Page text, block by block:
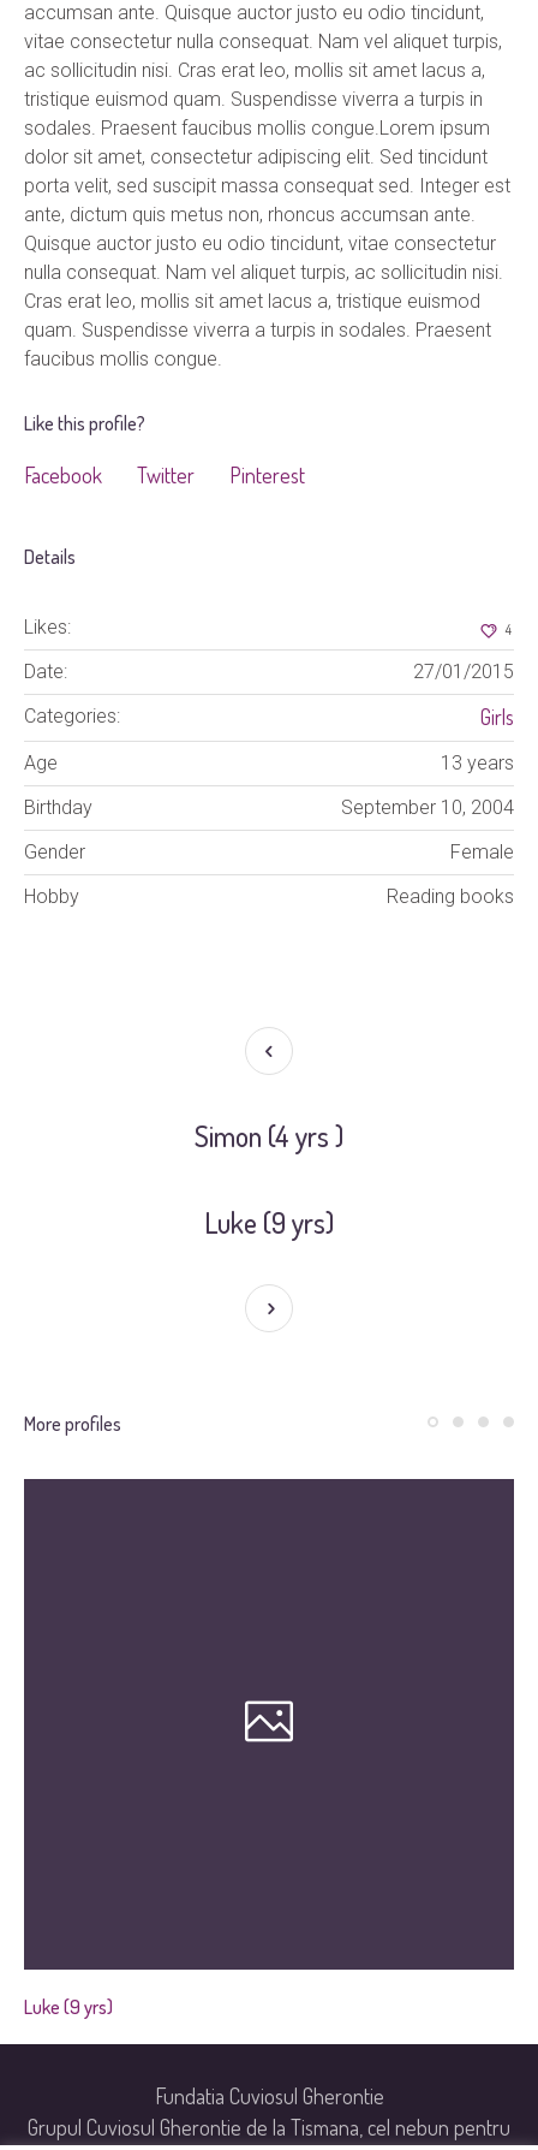
accumsan ante. Quisque auctor justo eu odio tincidunt,
vitae consectetur nulla consequat. Nam vel aliquet turpis,
ac sollicitudin nisi. Cras erat leo, mollis sit amet lacus a,
tristique euismod quam. Suspendisse viverra a turpis in
sodales. Praesent faucibus mollis congue.Lorem ipsum
dolor sit amet, consectetur adipiscing elit. Sed tincidunt
porta velit, sed suscipit massa consequat sed. Integer est
ante, dictum quis metus non, rhoncus accumsan ante.
Quisque auctor justo eu odio tincidunt, vitae consectetur
nulla consequat. Nam vel aliquet turpis, ac sollicitudin nisi.
Cras erat leo, mollis sit amet lacus a, tristique euismod
quam. Suspendisse viverra a turpis in sodales. Praesent
faucibus mollis congue.
Like this profile?
Facebook Twitter Pinterest
Details
Likes: 4
Date:
27/01/2015
Categories:
Girls
Age
13 years
Birthday
September 10, 2004
Gender
Female
Hobby
Reading books
Simon (4 yrs )
Luke (9 yrs)
More profiles
Luke (9 yrs)
Fundatia Cuviosul Gherontie
Grupul Cuviosul Gherontie de la Tismana, cel nebun pentru